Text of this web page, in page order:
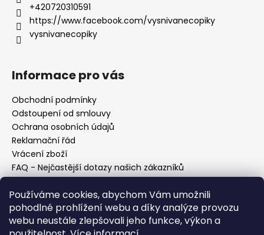
Používáme cookies, abychom Vám umožnili
pohodlné prohlížení webu a díky analýze provozu
webu neustále zlepšovali jeho funkce, výkon a
+420720310591
https://www.facebook.com/vysnivanecopiky
vysnivanecopiky
Informace pro vás
Obchodní podmínky
Odstoupení od smlouvy
Ochrana osobních údajů
Reklamační řád
Vrácení zboží
FAQ - Nejčastější dotazy našich zákazníků
Mapa braiderek
Kurz zapletání vlasů
Blog
O nás